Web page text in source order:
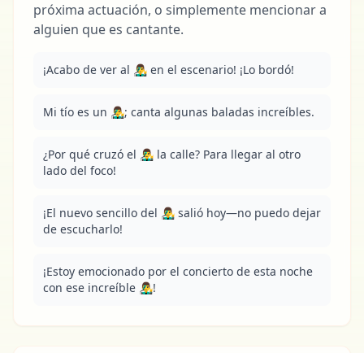
próxima actuación, o simplemente mencionar a
alguien que es cantante.
¡Acabo de ver al 👨‍🎤 en el escenario! ¡Lo bordó!
Mi tío es un 👨‍🎤; canta algunas baladas increíbles.
¿Por qué cruzó el 👨‍🎤 la calle? Para llegar al otro
lado del foco!
¡El nuevo sencillo del 👨‍🎤 salió hoy—no puedo dejar
de escucharlo!
¡Estoy emocionado por el concierto de esta noche
con ese increíble 👨‍🎤!